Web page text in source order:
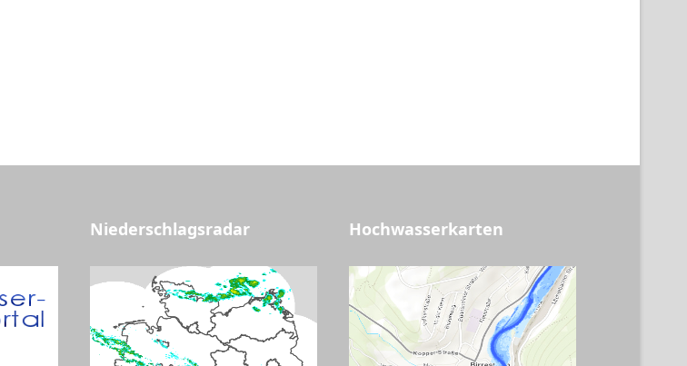
Niederschlagsradar Hochwasserkarten